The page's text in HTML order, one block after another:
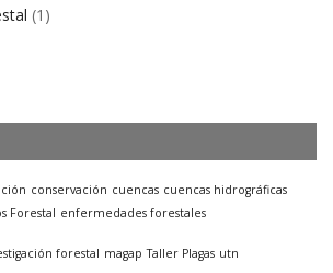
(1)
conservación cuencas cuencas hidrográficas
Forestal enfermedades forestales
forestal magap Taller Plagas utn